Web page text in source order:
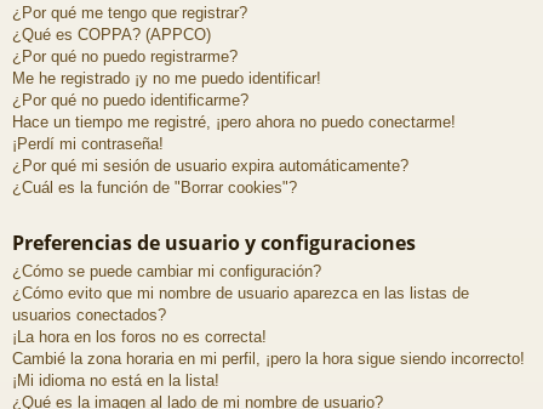
do
s
¿Por qué me tengo que registrar?
¿Qué es COPPA? (APPCO)
¿Por qué no puedo registrarme?
Me he registrado ¡y no me puedo identificar!
¿Por qué no puedo identificarme?
Hace un tiempo me registré, ¡pero ahora no puedo conectarme!
¡Perdí mi contraseña!
¿Por qué mi sesión de usuario expira automáticamente?
¿Cuál es la función de "Borrar cookies"?
Preferencias de usuario y configuraciones
¿Cómo se puede cambiar mi configuración?
¿Cómo evito que mi nombre de usuario aparezca en las listas de
usuarios conectados?
¡La hora en los foros no es correcta!
Cambié la zona horaria en mi perfil, ¡pero la hora sigue siendo incorrecto!
¡Mi idioma no está en la lista!
¿Qué es la imagen al lado de mi nombre de usuario?